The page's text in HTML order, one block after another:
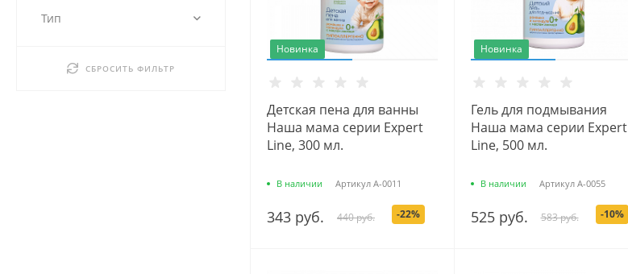
Тип
СБРОСИТЬ ФИЛЬТР
Новинка
Детская пена для ванны
Наша мама серии Expert
Line, 300 мл.
В наличии Артикул А-0011
343 руб. 440 руб. -22%
Новинка
Гель для подмывания
Наша мама серии Expert
Line, 500 мл.
В наличии Артикул А-0055
525 руб. 583 руб. -10%